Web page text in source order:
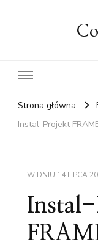
Strona główna
Instal-Projekt
W DNIU 14 LIPCA
Instal-